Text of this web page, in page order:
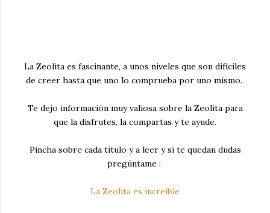
La Zeolita es fascinante, a unos niveles que son difíciles
de creer hasta que uno lo comprueba por uno mismo.
Te dejo información muy valiosa sobre la Zeolita para
que la disfrutes, la compartas y te ayude.
Pincha sobre cada título y a leer y si te quedan dudas
pregúntame :
La Zeolita es increíble